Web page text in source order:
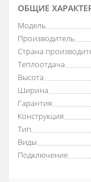
ОБЩИЕ
Модель
Производитель
Страна
Теплоотдача
Высота
Ширина
Гарантия
Конструкция
Тип
Виды
Подключение